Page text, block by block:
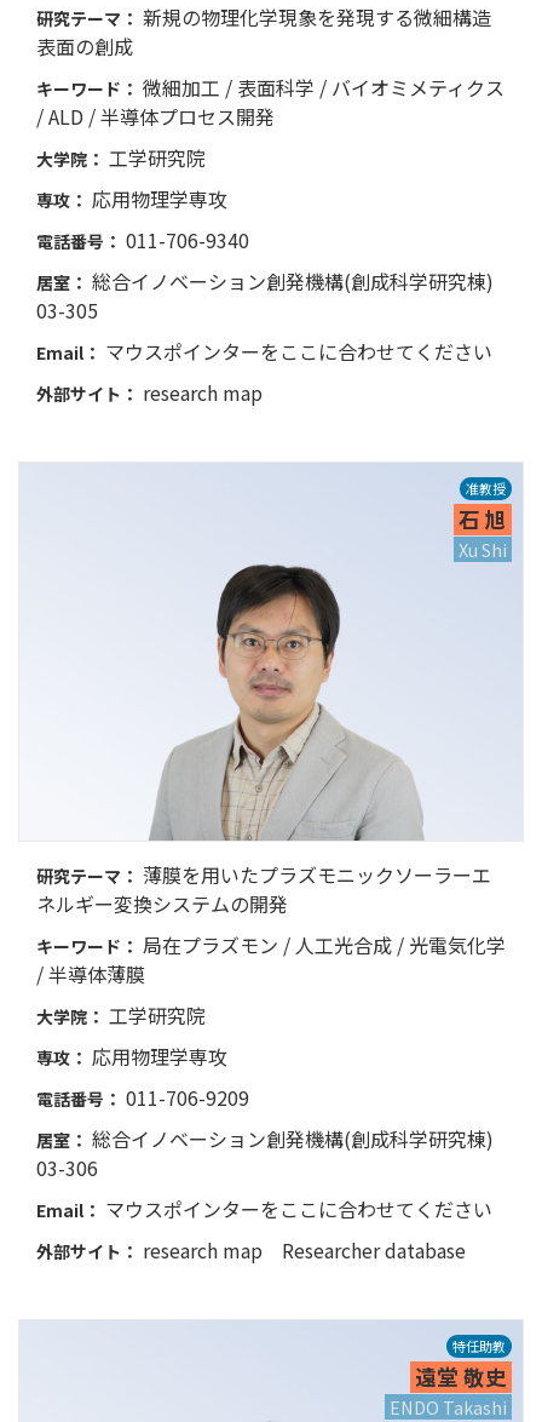
研究テーマ： 新規の物理化学現象を発現する微細構造
表面の創成
キーワード： 微細加工 / 表面科学 / バイオミメティクス
/ ALD / 半導体プロセス開発
大学院： 工学研究院
専攻： 応用物理学専攻
電話番号： 011-706-9340
居室： 総合イノベーション創発機構(創成科学研究棟)
03-305
Email： マウスポインターをここに合わせてください
外部サイト： research map
准教授
石 旭
Xu Shi
研究テーマ： 薄膜を用いたプラズモニックソーラーエ
ネルギー変換システムの開発
キーワード： 局在プラズモン / 人工光合成 / 光電気化学
/ 半導体薄膜
大学院： 工学研究院
専攻： 応用物理学専攻
電話番号： 011-706-9209
居室： 総合イノベーション創発機構(創成科学研究棟)
03-306
Email： マウスポインターをここに合わせてください
外部サイト： research map Researcher database
特任助教
遠堂 敬史
ENDO Takashi